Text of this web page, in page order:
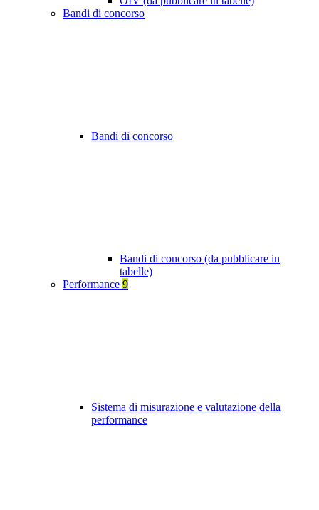
Bandi di concorso
Bandi di concorso
Bandi di concorso (da pubblicare in
tabelle)
Performance 9
Sistema di misurazione e valutazione della
performance